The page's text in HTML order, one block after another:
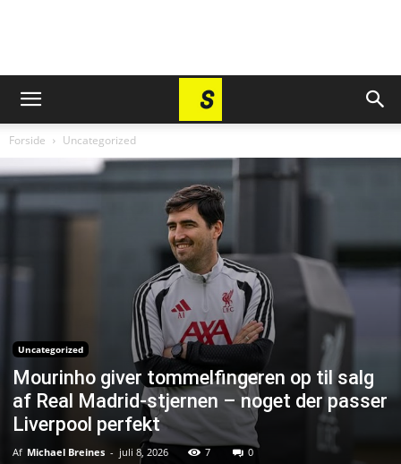
Forside Uncategorized
Uncategorized
Mourinho giver tommelfingeren op til salg
af Real Madrid-stjernen – noget der passer
Liverpool perfekt
Af Michael Breines - juli 8, 2026 7 0